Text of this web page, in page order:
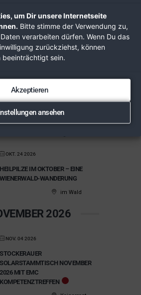
um Dir unsere Internetseite
Bitte stimme der Verwendung zu,
verarbeiten dürfen. Wenn Du das
zurückziehst, können
sein.
Akzeptieren
ansehen
STOCKERAUER
SOLARSTAMMTISCH OKTOBER
2026 MIT EMC
KOMPETENZTREFFEN
OKT. 10 - 11 2026
2026
OKT. 24 2026
HEILPILZE IM OKTOBER – EINE
WIENERWALD-WANDERUNG
im Wald
2026
NOV. 04 2026
STOCKERAUER
SOLARSTAMMTISCH NOVEMBER
2026 MIT EMC
KOMPETENZTREFFEN